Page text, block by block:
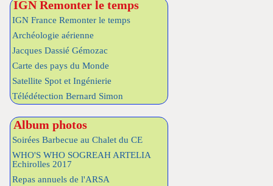
IGN Remonter le temps
IGN France Remonter le temps
Archéologie aérienne
Jacques Dassié Gémozac
Carte des pays du Monde
Satellite Spot et Ingénierie
Télédétection Bernard Simon
Album photos
Soirées Barbecue au Chalet du CE
WHO'S WHO SOGREAH ARTELIA
Echirolles 2017
Repas annuels de l'ARSA